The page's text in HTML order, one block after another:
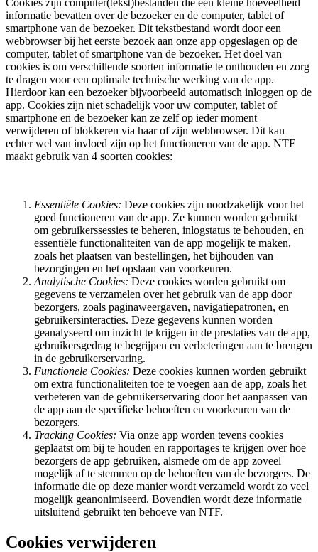
informatie bevatten over de bezoeker en de computer, tablet of
smartphone van de bezoeker. Dit tekstbestand wordt door een
webbrowser bij het eerste bezoek aan onze app opgeslagen op de
computer, tablet of smartphone van de bezoeker. Het doel van
cookies is om verschillende soorten informatie te onthouden en zorg
te dragen voor een optimale technische werking van de app.
Hierdoor kan een bezoeker bijvoorbeeld automatisch inloggen op de
app. Cookies zijn niet schadelijk voor uw computer, tablet of
smartphone en de bezoeker kan ze zelf op ieder moment
verwijderen of blokkeren via haar of zijn webbrowser. Dit kan
echter wel van invloed zijn op het functioneren van de app. NTF
maakt gebruik van 4 soorten cookies:
Essentiële Cookies: Deze cookies zijn noodzakelijk voor het
goed functioneren van de app. Ze kunnen worden gebruikt
om gebruikerssessies te beheren, inlogstatus te behouden, en
essentiële functionaliteiten van de app mogelijk te maken,
zoals het plaatsen van bestellingen, het bijhouden van
bezorgingen en het opslaan van voorkeuren.
Analytische Cookies: Deze cookies worden gebruikt om
gegevens te verzamelen over het gebruik van de app door
bezorgers, zoals paginaweergaven, navigatiepatronen, en
gebruikersinteracties. Deze gegevens kunnen worden
geanalyseerd om inzicht te krijgen in de prestaties van de app,
gebruikersgedrag te begrijpen en verbeteringen aan te brengen
in de gebruikerservaring.
Functionele Cookies: Deze cookies kunnen worden gebruikt
om extra functionaliteiten toe te voegen aan de app, zoals het
verbeteren van de gebruikerservaring door het aanpassen van
de app aan de specifieke behoeften en voorkeuren van de
bezorgers.
Tracking Cookies: Via onze app worden tevens cookies
geplaatst om bij te houden en rapportages te krijgen over hoe
bezorgers de app gebruiken, alsmede om de app zoveel
mogelijk af te stemmen op de behoeften van de bezorgers. De
informatie die op deze manier wordt verzameld wordt zo veel
mogelijk geanonimiseerd. Bovendien wordt deze informatie
uitsluitend gebruikt ten behoeve van NTF.
Cookies verwijderen